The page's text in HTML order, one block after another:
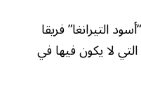
التيرانغا” فريقا
لا يكون فيها في